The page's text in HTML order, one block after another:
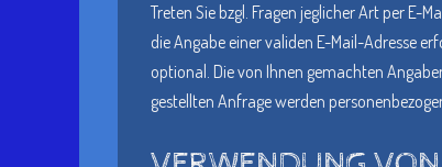
Treten Sie bzgl. Fragen jeglicher Art per
die Angabe einer validen E-Mail-Adresse
optional. Die von Ihnen gemachten
gestellten Anfrage werden